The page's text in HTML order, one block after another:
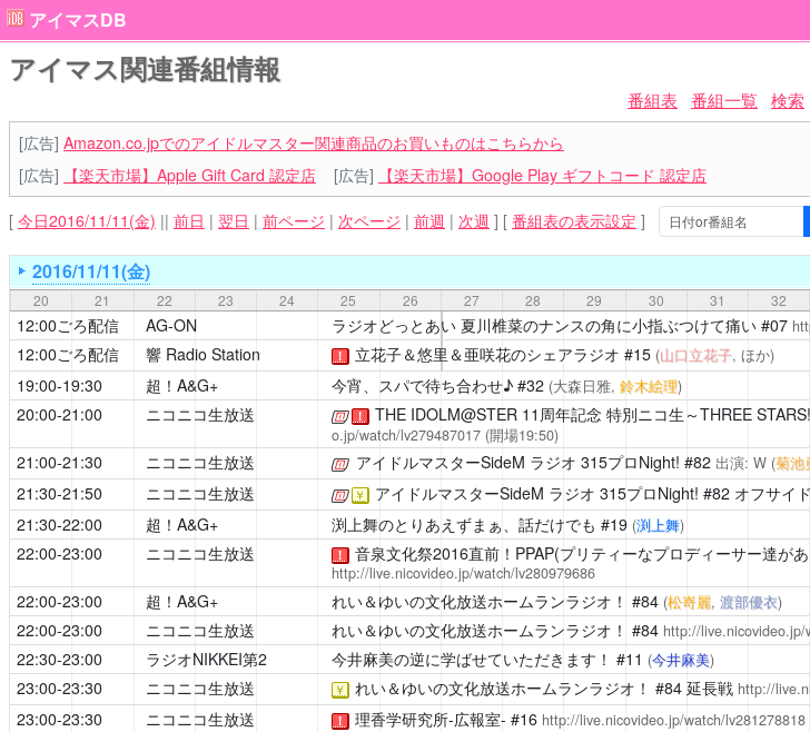
アイマスDB
アイマス関連番組情報
番組表 番組一覧 検索
[広告] Amazon.co.jpでのアイドルマスター関連商品のお買いものはこちらから
[広告]
【楽天市場】Apple Gift Card 認定店 [広告] 【楽天市場】Google Play ギフトコード 認定店
[ 今日2016/11/11(金) || 前日 | 翌日 | 前ページ | 次ページ | 前週 | 次週 ] [ 番組表の表示設定 ]
2016/11/11(金)
20 21 22 23 24 25 26 27 28 29 30 31 32
12:00ごろ配信 AG-ON ラジオどっとあい 夏川椎菜のナンスの角に小指ぶつけて痛い#07
12:00ごろ配信 響 Radio Station ！ 立花子＆悠里＆亜咲花のシェアラジオ #15 (山口立花子, ほか)
19:00-19:30 超！A&G+ 今宵、スパで待ち合わせ♪#32 (大森日雅, 鈴木絵理)
20:00-21:00 ニコニコ生放送
[公式] ！ THE IDOLM@STER 11周年記念 特別ニコ生～THREE
o.jp/watch/lv279487017(開場19:50)
21:00-21:30 ニコニコ生放送
[公式] アイドルマスターSideM ラジオ 315プロNight! #82 出演: W (菊池
21:30-21:50 ニコニコ生放送
[公式] ￥ アイドルマスターSideM ラジオ 315プロNight! #82 オフサイド
21:30-22:00 超！A&G+ 渕上舞のとりあえずまぁ、話だけでも #19 (渕上舞)
22:00-23:00 ニコニコ生放送 ！ 音泉文化祭2016直前！PPAP(プリティーなプロディーサー達が
http://live.nicovideo.jp/watch/lv280979686
22:00-23:00 超！A&G+ れい＆ゆいの文化放送ホームランラジオ！ #84 (松嵜麗, 渡部優衣)
22:00-23:00 ニコニコ生放送 れい＆ゆいの文化放送ホームランラジオ！ #84 http://live.nicovideo.jp/
22:30-23:00 ラジオNIKKEI第2 今井麻美の逆に学ばせていただきます！ #11 (今井麻美)
23:00-23:30 ニコニコ生放送 ￥ れい＆ゆいの文化放送ホームランラジオ！ #84 延長戦 http://
23:00-23:30 ニコニコ生放送 ！ 理香学研究所-広報室- #16 http://live.nicovideo.jp/watch/lv281278818